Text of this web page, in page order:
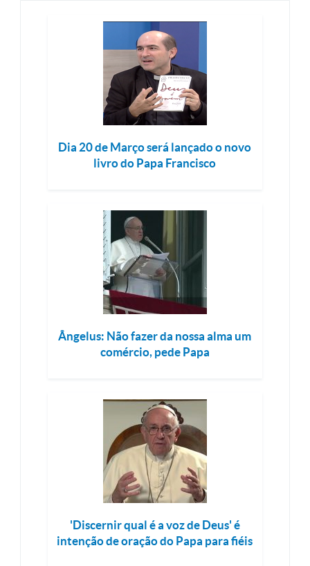
Dia 20 de Março será lançado o novo
livro do Papa Francisco
Ângelus: Não fazer da nossa alma um
comércio, pede Papa
'Discernir qual é a voz de Deus' é
intenção de oração do Papa para fiéis